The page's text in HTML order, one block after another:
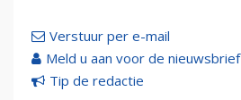
Verstuur per e-mail
Meld u aan voor de nieuwsbrief
Tip de redactie